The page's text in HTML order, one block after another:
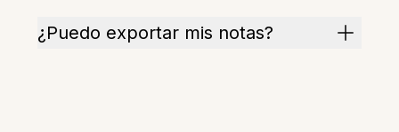
¿Puedo exportar mis notas?